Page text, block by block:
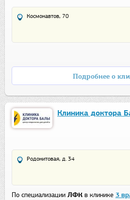
Космонавтов, 70
Подробнее о
Клиника доктора
Родонитовая, д. 34
По специализации ЛФК в клинике 3